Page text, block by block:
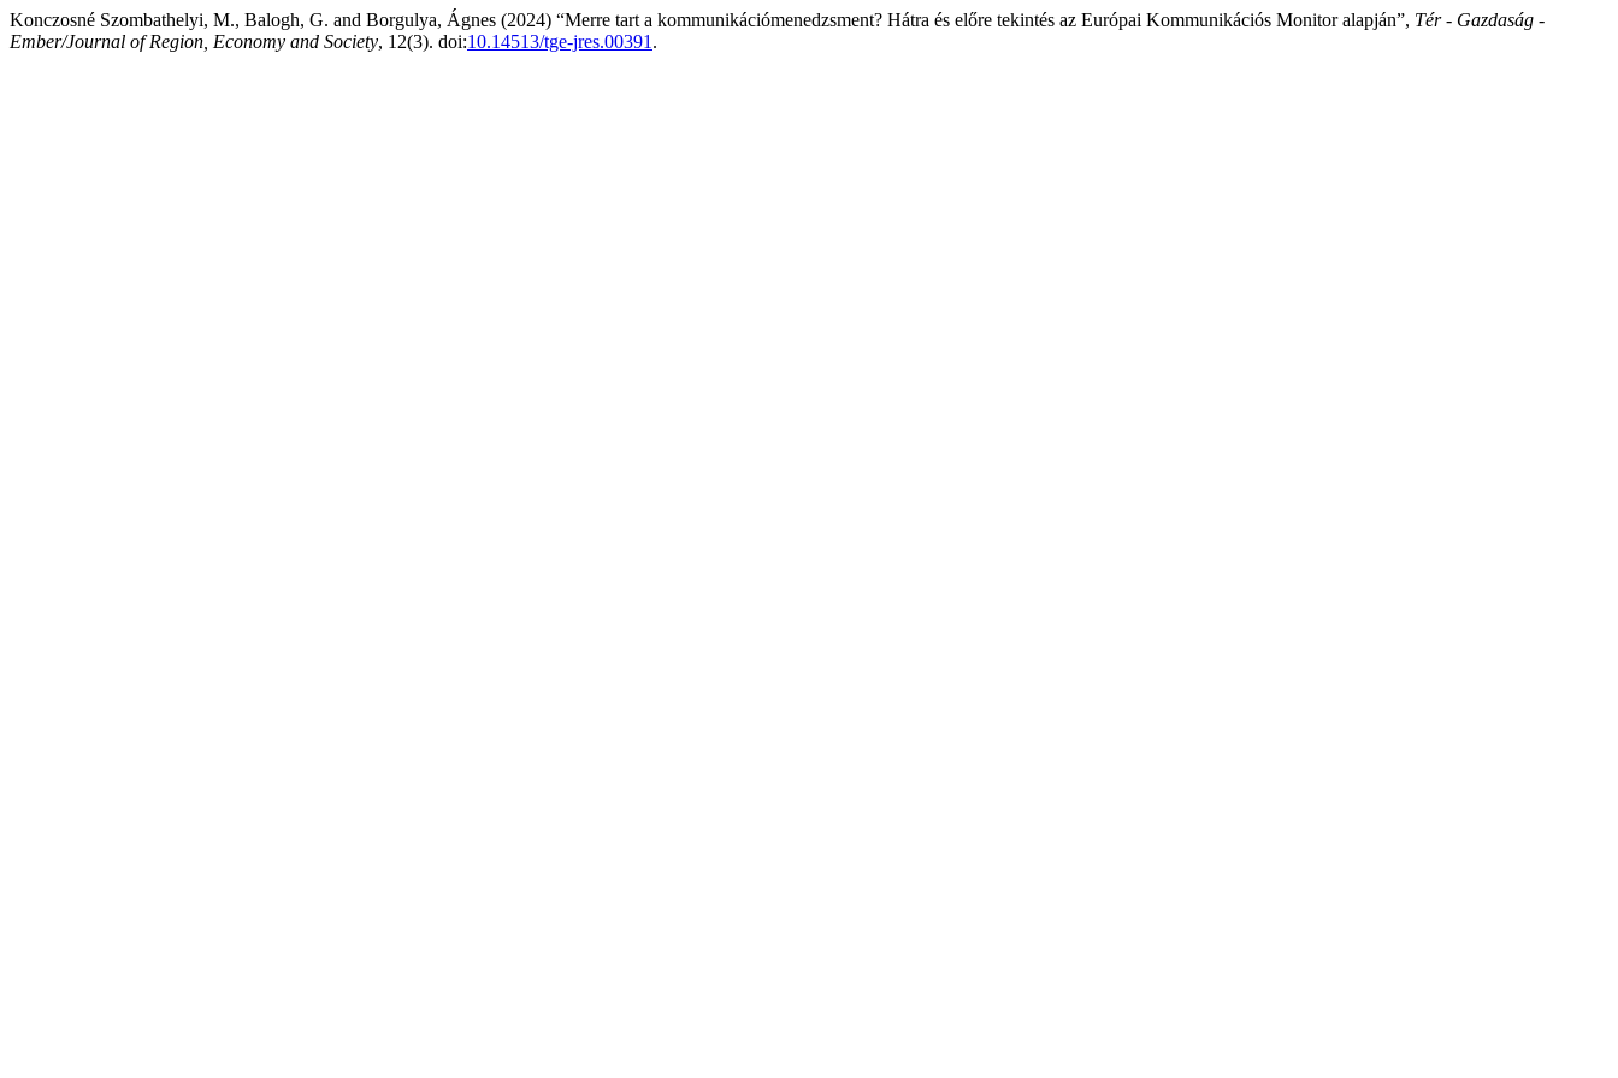
Konczosné Szombathelyi, M., Balogh, G. and Borgulya, Ágnes (2024) “Merre tart a kommunikációmenedzsment? Hátra és előre tekintés az Európai Kommunikációs Monitor alapján”, Tér - Gazdaság -
Ember/Journal of Region, Economy and Society, 12(3). doi:10.14513/tge-jres.00391 .